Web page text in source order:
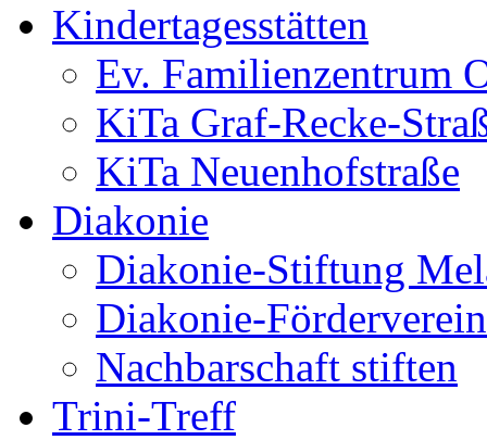
Kindertagesstätten
Ev. Familienzentrum
KiTa Graf-Recke-
KiTa Neuenhofstraße
Diakonie
Diakonie-Stiftung
Diakonie-
Nachbarschaft stiften
Trini-Treff